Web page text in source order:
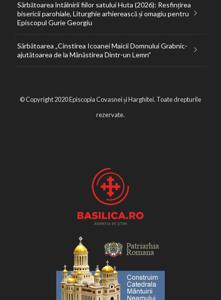
Sărbătoarea întâlnirii fiilor satului Huta (2026): Resfințirea
bisericii parohiale, Liturghie arhierească și omagiu pentru
Episcopul Gurie Georgiu
Sărbătoarea „Cinstirea Icoanei Maicii Domnului Grabnic-
ajutătoarea de la Mănăstirea Dintr-un Lemn”
© Copyright 2020 Episcopia Covasnei și Harghitei. Toate drepturile
rezervate.